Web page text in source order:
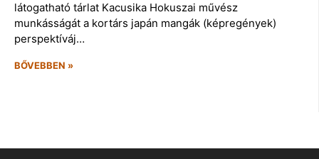
látogatható tárlat Kacusika Hokuszai művész
munkásságát a kortárs japán mangák (képregények)
perspektíváj…
BŐVEBBEN »